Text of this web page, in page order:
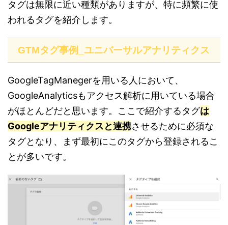
タグは無限に近い種類がありますが、特に頻繁に使
われるタグを紹介します。
GTMタグ事例_ユニバーサルアナリティクス
GoogleTagManegerを用いる人において、
GoogleAnalyticsもアクセス解析に用いている場合
がほとんどだと思います。ここで紹介するタグは
Googleアナリティクスと連携させるために必須な
タグとなり、まず最初にこのタグから登録されるこ
とが多いです。